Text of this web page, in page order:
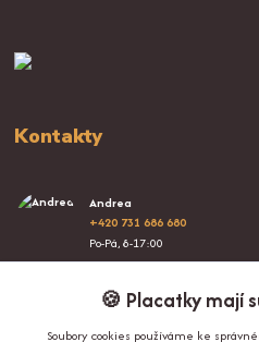
Kontakty
Andrea
+420 731 686 680
Po-Pá, 8-17:00
info@proplacatky.cz🍪 Placatky mají
Soubory cookies používáme ke